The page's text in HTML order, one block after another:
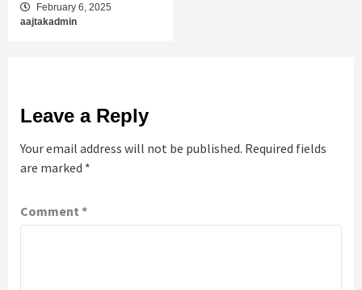
February 6, 2025
aajtakadmin
Leave a Reply
Your email address will not be published. Required fields
are marked *
Comment *